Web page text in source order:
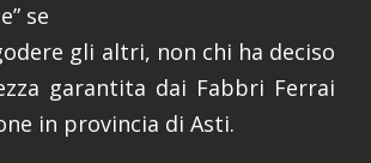
se
gli altri, non chi ha deciso
garantita dai Fabbri Ferrai
in provincia di Asti.